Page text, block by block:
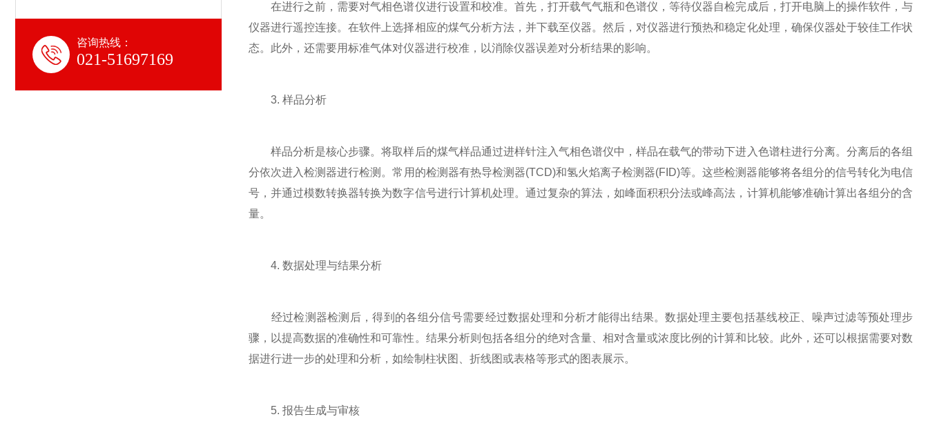
咨询热线：
021-51697169
在进行之前，需要对气相色谱仪进行设置和校准。首先，打开载气气瓶和色谱仪，等待仪器自检完成后，打开电脑上的操作软件，与
仪器进行遥控连接。在软件上选择相应的煤气分析方法，并下载至仪器。然后，对仪器进行预热和稳定化处理，确保仪器处于较佳工作状
态。此外，还需要用标准气体对仪器进行校准，以消除仪器误差对分析结果的影响。
3. 样品分析
样品分析是核心步骤。将取样后的煤气样品通过进样针注入气相色谱仪中，样品在载气的带动下进入色谱柱进行分离。分离后的各组
分依次进入检测器进行检测。常用的检测器有热导检测器(TCD)和氢火焰离子检测器(FID)等。这些检测器能够将各组分的信号转化为电信
号，并通过模数转换器转换为数字信号进行计算机处理。通过复杂的算法，如峰面积积分法或峰高法，计算机能够准确计算出各组分的含
量。
4. 数据处理与结果分析
经过检测器检测后，得到的各组分信号需要经过数据处理和分析才能得出结果。数据处理主要包括基线校正、噪声过滤等预处理步
骤，以提高数据的准确性和可靠性。结果分析则包括各组分的绝对含量、相对含量或浓度比例的计算和比较。此外，还可以根据需要对数
据进行进一步的处理和分析，如绘制柱状图、折线图或表格等形式的图表展示。
5. 报告生成与审核